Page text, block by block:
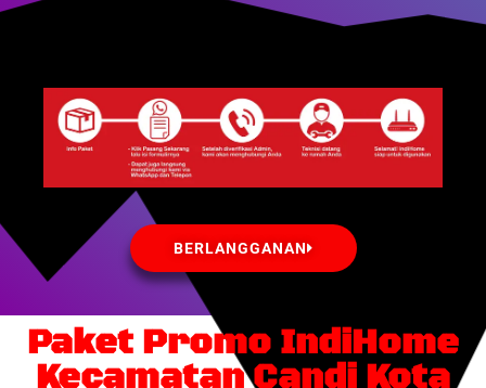
BERLANGGANAN
Paket Promo IndiHome
Kecamatan Candi Kota